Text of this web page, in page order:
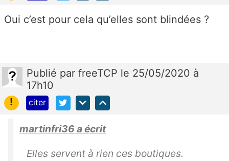
Oui c’est pour cela qu’elles sont blindées ?
Publié par freeTCP le 25/05/2020 à
17h10
!
citer
martinfri36 a écrit
Elles servent à rien ces boutiques.